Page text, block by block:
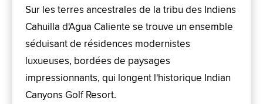
Sur les terres ancestrales de la tribu des Indiens
Cahuilla d'Agua Caliente se trouve un ensemble
séduisant de résidences modernistes
luxueuses, bordées de paysages
impressionnants, qui longent l'historique Indian
Canyons Golf Resort.